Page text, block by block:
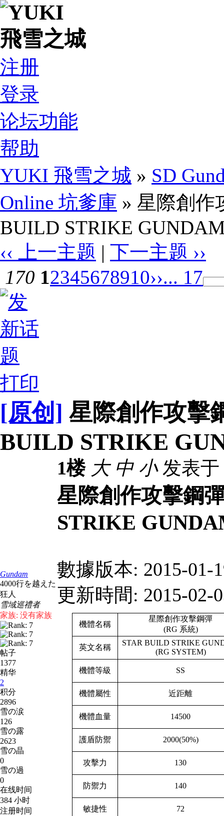
注册
登录
论坛功能
帮助
YUKI 飛雪之城 » SD
Online 坑爹庫 » 星際創作
BUILD STRIKE
‹‹ 上一主题 | 下一主题 ››
170 12345678910››... 17
打印
[原创] 星際創作攻擊
BUILD STRIKE
Gundam
4000行を越えた
狂人
雪域巡禮者
家族: 没有家族
帖子
1377
精华
2
积分
2896
雪の涙
126
雪の露
2623
雪の晶
0
雪の過
0
在线时间
384 小时
注册时间
1楼 大 中 小发表于
星際創作攻擊鋼
STRIKE
數據版本: 2015-01-
更新時間: 2015-02-
機體名稱
星際創作攻擊鋼彈
(RG 系統)
英文名稱
STAR BUILD STRIKE
(RG SYSTEM)
機體等級 SS
機體屬性 近距離
機體血量 14500
護盾防禦 2000(50%)
攻擊力 130
防禦力 140
敏捷性 72